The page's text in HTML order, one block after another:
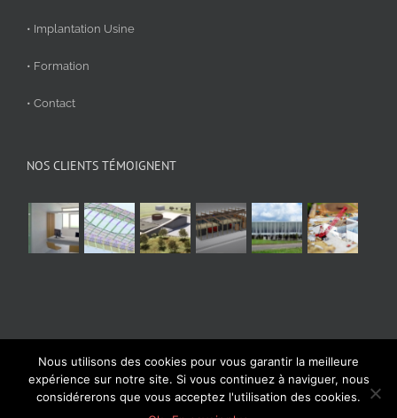
• Implantation Usine
• Formation
• Contact
NOS CLIENTS TÉMOIGNENT
© Aplicit 2020 | Tous droits réservés
FacebookLinkedInYouTubeVimeo
Nous utilisons des cookies pour vous garantir la meilleure
expérience sur notre site. Si vous continuez à naviguer, nous
considérerons que vous acceptez l'utilisation des cookies.